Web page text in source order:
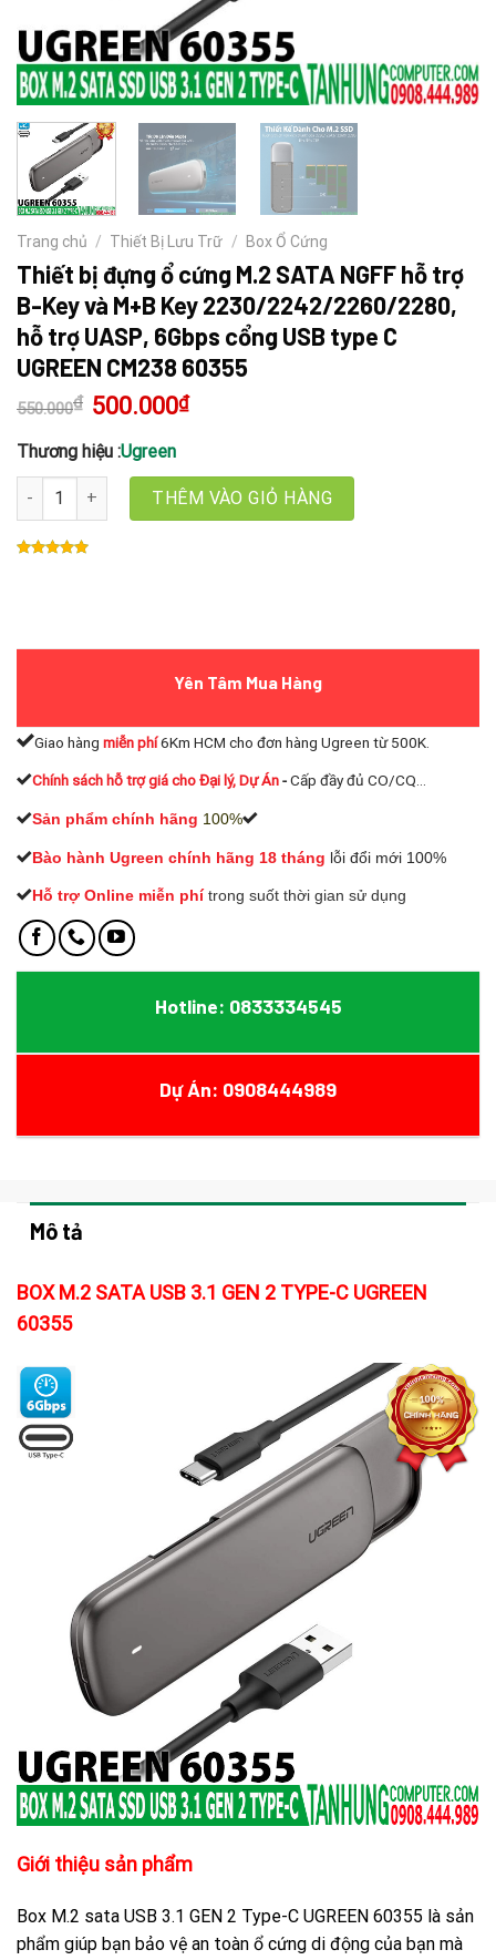
Trang chủ / Thiết Bị Lưu Trữ / Box Ổ Cứng
Thiết bị đựng ổ cứng M.2 SATA NGFF hỗ trợ
B-Key và M+B Key 2230/2242/2260/2280,
hỗ trợ UASP, 6Gbps cổng USB type C
UGREEN CM238 60355
550.000₫ Giá
gốc
550.000₫.
500.000₫Giá
hiện
Thương hiệu :Ugreen
Thiết bị đựng ổ cứng M.2 SATA NGFF hỗ trợ B-Key và M+B Key
THÊM VÀO GIỎ HÀNG
Yên Tâm Mua Hàng
Giao hàng miễn phí6Km HCM cho đơn hàng Ugreen từ 500K.
Chính sách hỗ trợ giá cho Đại lý, Dự Án-Cấp đầy đủ CO/CQ...
Sản phẩm chính hãng 100%
Bào hành Ugreen chính hãng 18 tháng lỗi đổi mới 100%
Hỗ trợ Online miễn phí trong suốt thời gian sử dụng
Hotline: 0833334545
Dự Án: 0908444989
Mô tả
BOX M.2 SATA USB 3.1 GEN 2 TYPE-C UGREEN
60355
Giới thiệu sản phẩm
Box M.2 sata USB 3.1 GEN 2 Type-C UGREEN 60355 là sản
phẩm giúp bạn bảo vệ an toàn ổ cứng di động của bạn mà